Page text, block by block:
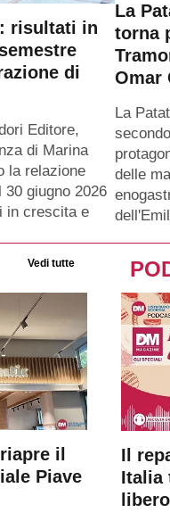
risultati in
di
Editore,
di Marina
la relazione
giugno 2026
in crescita e
La
torna
Omar
La
delle
Vedi tutte
il
Piave
Il
Italia